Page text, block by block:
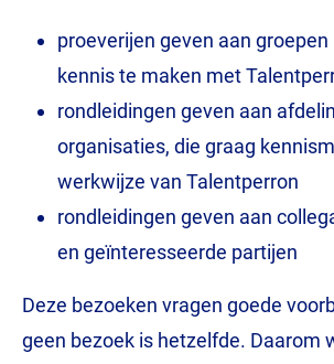
proeverijen geven aan
kennis te maken met
rondleidingen geven aan
organisaties, die graag
werkwijze van Talentperron
rondleidingen geven aan
en geïnteresseerde partijen
Deze bezoeken vragen goede
geen bezoek is hetzelfde. Daarom